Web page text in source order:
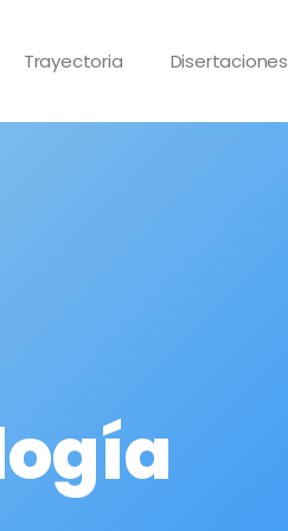
Trayectoria Disertaciones